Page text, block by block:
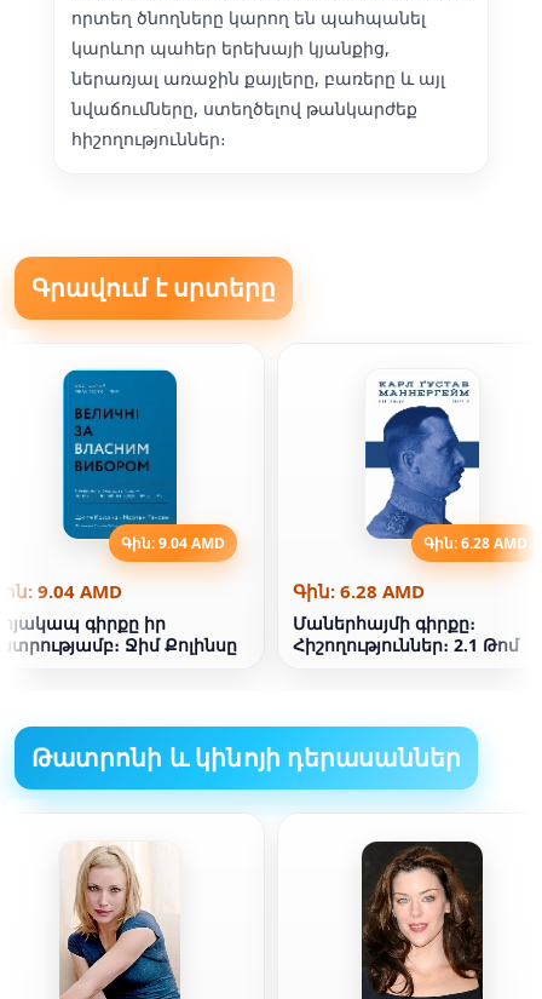
որտեղ ծնողները կարող են պահպանել
կարևոր պահեր երեխայի կյանքից,
ներառյալ առաջին քայլերը, բառերը և այլ
նվաճումները, ստեղծելով թանկարժեք
հիշողություններ։
Գրավում է սրտերը
Գին: 9.04 AMD
9.04 AMD
գիրքը իր
Ջիմ Քոլինսը
Գին: 6.28 AMD
Գին: 6.28 AMD
Մաներհայմի գիրքը։
Հիշողություններ։ 2.1 Թոմ
Թատրոնի և կինոյի դերասաններ